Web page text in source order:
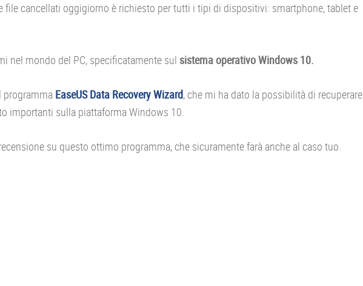
file cancellati oggigiorno è richiesto per tutti i tipi di dispositivi: smartphone, tablet e
nel mondo del PC, specificatamente sul sistema operativo Windows 10.
programma EaseUS Data Recovery Wizard, che mi ha dato la possibilità di recuperare
importanti sulla piattaforma Windows 10.
su questo ottimo programma, che sicuramente farà anche al caso tuo.